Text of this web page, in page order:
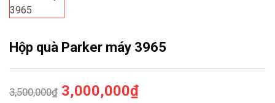
Hộp quà Parker máy 3965
3,500,000₫ Giá
3,000,000₫Giá